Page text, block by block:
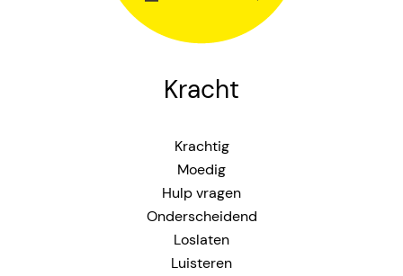
Kracht
Krachtig
Moedig
Hulp vragen
Onderscheidend
Loslaten
Luisteren